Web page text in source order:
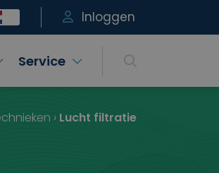
Inloggen
Service
› Lucht filtratie